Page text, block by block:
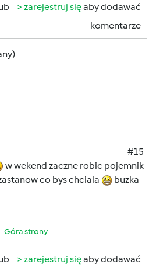
zarejestruj sięaby dodawać
komentarze
#15
w wekend zaczne robic pojemnik
co bys chciala buzka
Góra strony
zarejestruj sięaby dodawać